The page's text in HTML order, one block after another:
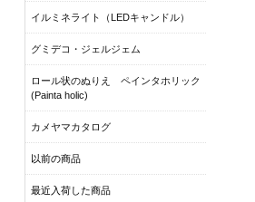
イルミネライト（LEDキャンドル）
グミデコ・ジェルジェム
ロール状のぬりえ ペインタホリック
(Painta holic)
カメヤマカタログ
以前の商品
最近入荷した商品